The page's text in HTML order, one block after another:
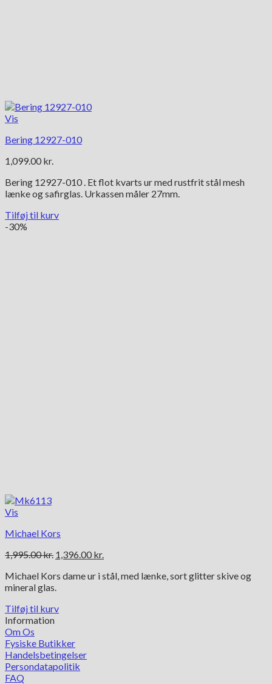
Vis
Bering 12927-010
1,099.00 kr.
Bering 12927-010 . Et flot kvarts ur med rustfrit stål mesh
lænke og safirglas. Urkassen måler 27mm.
Tilføj til kurv
-30%
Vis
Michael Kors
1,995.00kr. Den
pris
var:
1,396.00 kr.
pris
Michael Kors dame ur i stål, med lænke, sort glitter skive og
mineral glas.
Tilføj til kurv
Information
Om Os
Fysiske Butikker
Handelsbetingelser
Persondatapolitik
FAQ